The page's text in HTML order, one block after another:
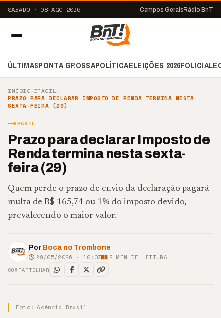
SÁBADO · 08 AGO 2026 Campos Gerais Rádio BnT
ÚLTIMASPONTA GROSSAPOLÍTICAELEIÇÕES 2026POLICIAL
INÍCIO›BRASIL ›
PRAZO PARA DECLARAR IMPOSTO DE RENDA TERMINA NESTA
SEXTA-FEIRA (29)
BRASIL
Prazo para declarar Imposto de
Renda termina nesta sexta-
feira (29)
Quem perde o prazo de envio da declaração pagará
multa de R$ 165,74 ou 1% do imposto devido,
prevalecendo o maior valor.
Por Boca no Trombone
29/05/2026 · 10:07 2 MIN DE LEITURA
COMPARTILHAR
Foto: Agência Brasil